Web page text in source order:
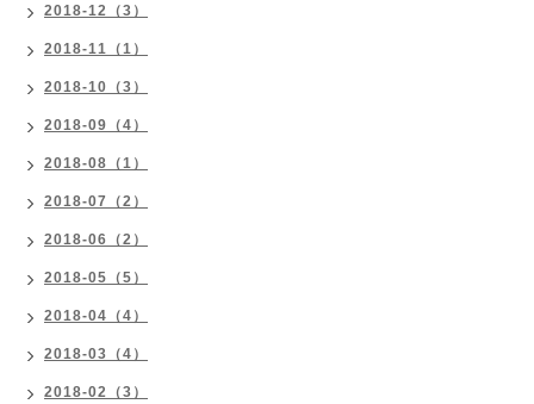
2018-12（3）
2018-11（1）
2018-10（3）
2018-09（4）
2018-08（1）
2018-07（2）
2018-06（2）
2018-05（5）
2018-04（4）
2018-03（4）
2018-02（3）